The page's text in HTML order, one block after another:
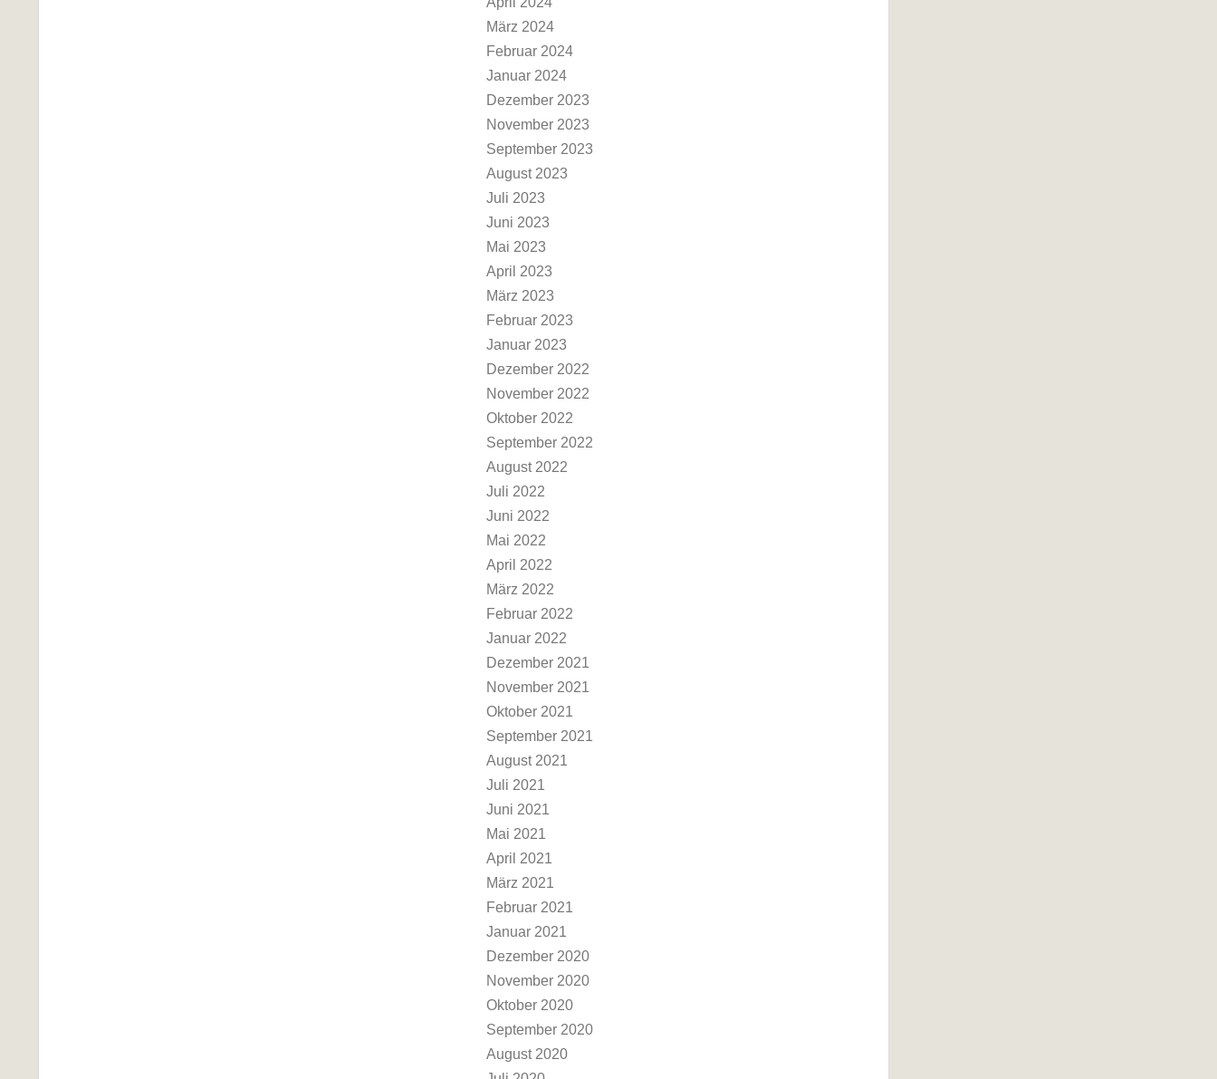
März 2024
Februar 2024
Januar 2024
Dezember 2023
November 2023
September 2023
August 2023
Juli 2023
Juni 2023
Mai 2023
April 2023
März 2023
Februar 2023
Januar 2023
Dezember 2022
November 2022
Oktober 2022
September 2022
August 2022
Juli 2022
Juni 2022
Mai 2022
April 2022
März 2022
Februar 2022
Januar 2022
Dezember 2021
November 2021
Oktober 2021
September 2021
August 2021
Juli 2021
Juni 2021
Mai 2021
April 2021
März 2021
Februar 2021
Januar 2021
Dezember 2020
November 2020
Oktober 2020
September 2020
August 2020